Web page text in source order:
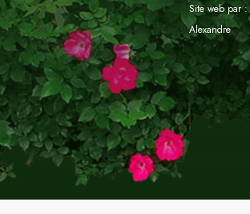
Site web par :
Alexandre